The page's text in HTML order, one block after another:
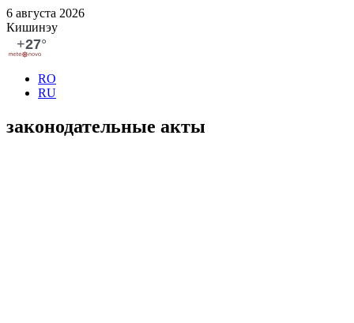
6 августа 2026
Кишинэу
RO
RU
законода­тельные акты